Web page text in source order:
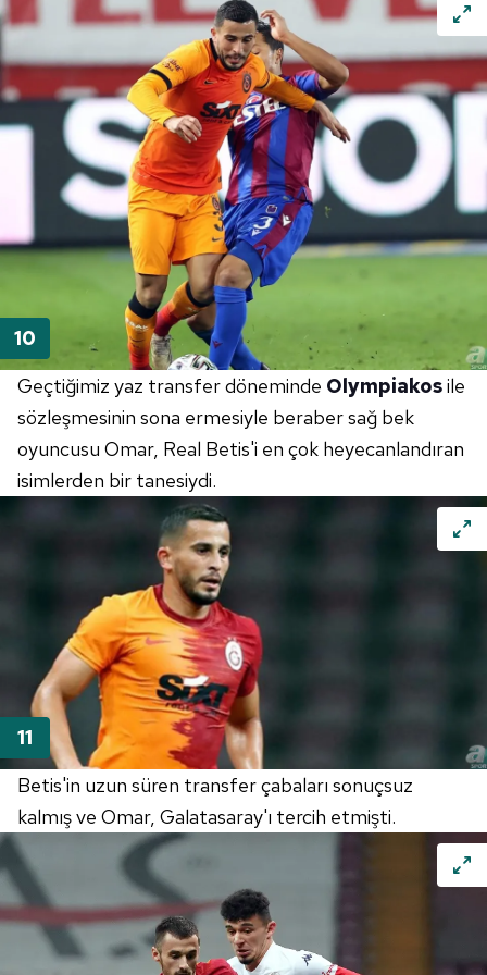
için Ayarlar butonuna tıklayabilir,Çerez Bilgilendirme
ziyaret edebilirsiniz.
6698 sayılı Kişisel Verilerin Korunması Kanunu uyarınca
hazırlanmış Aydınlatma Metnimizi okumak ve sitemizde
ilgili mevzuata uygun olarak kullanılan çerezlerle ilgili bilgi
almak için lütfentıklayınız.
Geçtiğimiz yaz transfer döneminde Olympiakosile
sözleşmesinin sona ermesiyle beraber sağ bek
oyuncusu Omar, Real Betis'i en çok heyecanlandıran
isimlerden bir tanesiydi.
Betis'in uzun süren transfer çabaları sonuçsuz
kalmış ve Omar, Galatasaray'ı tercih etmişti.